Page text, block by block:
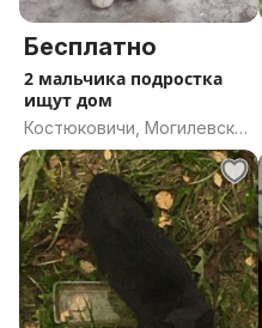
Бесплатно
2 мальчика подростка
ищут дом
Костюковичи, Могилевская
область